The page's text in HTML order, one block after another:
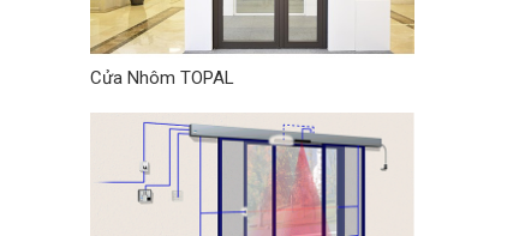
Cửa Nhôm TOPAL